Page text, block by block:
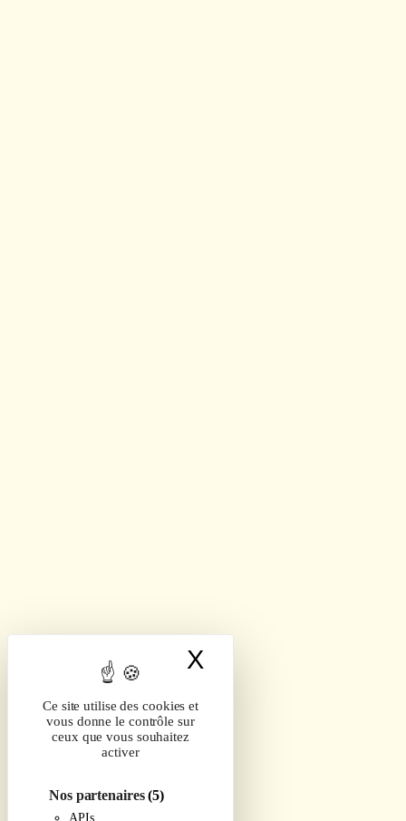
Ce site utilise des cookies et
vous donne le contrôle sur
ceux que vous souhaitez
activer
Nos partenaires(5)
APIs
X